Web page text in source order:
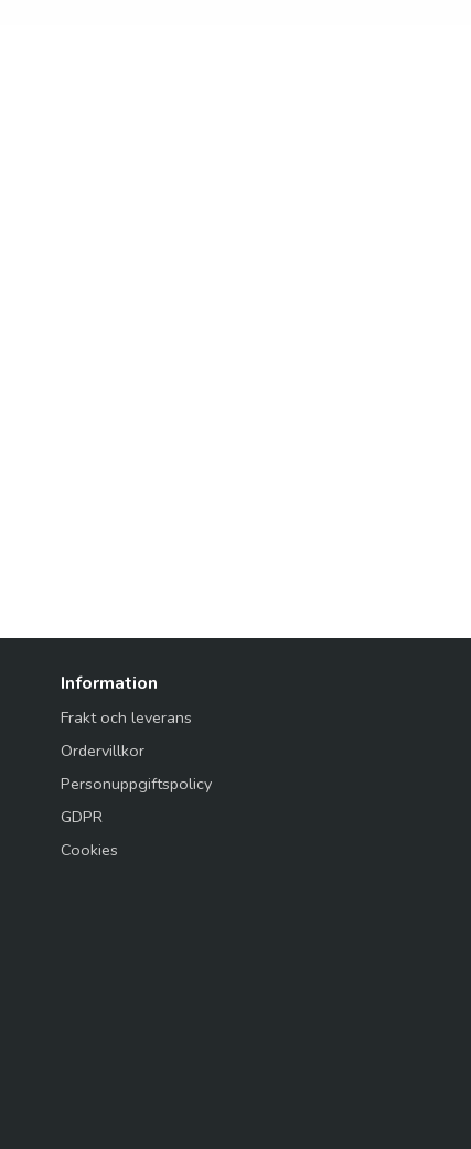
Information
Frakt och leverans
Ordervillkor
Personuppgiftspolicy
GDPR
Cookies